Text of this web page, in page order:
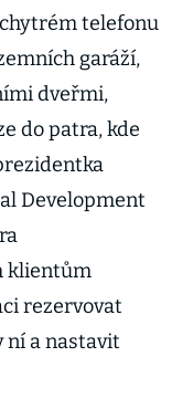
chytrém telefonu
garáží,
dveřmi,
do patra, kde
Development
klientům
rezervovat
ní a nastavit